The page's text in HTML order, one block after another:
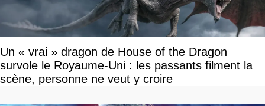
Un « vrai » dragon de House of the Dragon
survole le Royaume-Uni : les passants filment la
scène, personne ne veut y croire